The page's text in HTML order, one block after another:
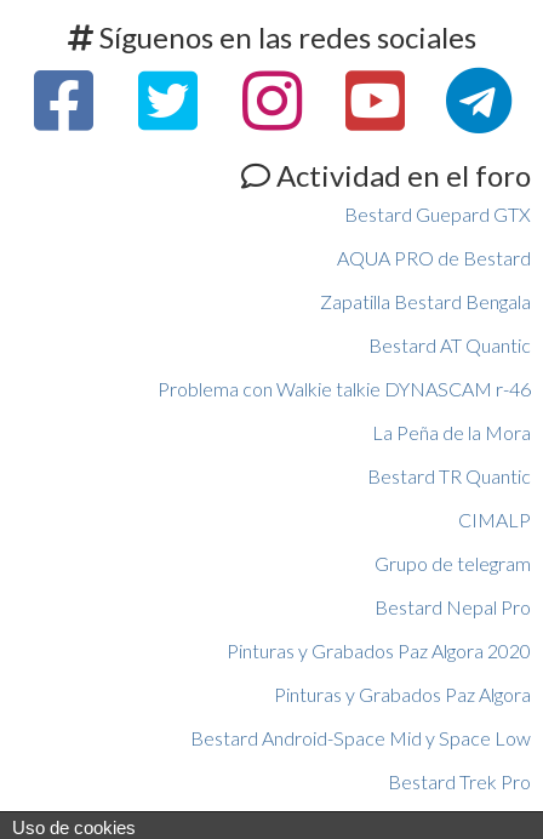
Síguenos en las redes sociales
Actividad en el foro
Bestard Guepard GTX
AQUA PRO de Bestard
Zapatilla Bestard Bengala
Bestard AT Quantic
Problema con Walkie talkie DYNASCAM r-46
La Peña de la Mora
Bestard TR Quantic
CIMALP
Grupo de telegram
Bestard Nepal Pro
Pinturas y Grabados Paz Algora 2020
Pinturas y Grabados Paz Algora
Bestard Android-Space Mid y Space Low
Bestard Trek Pro
Uso de cookies